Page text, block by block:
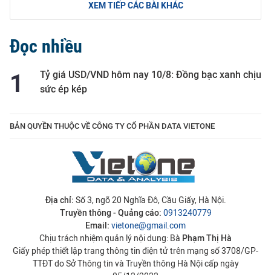
XEM TIẾP CÁC BÀI KHÁC
Đọc nhiều
Tỷ giá USD/VND hôm nay 10/8: Đồng bạc xanh chịu
sức ép kép
BẢN QUYỀN THUỘC VỀ CÔNG TY CỔ PHẦN DATA VIETONE
Địa chỉ: Số 3, ngõ 20 Nghĩa Đô, Cầu Giấy, Hà Nội.
Truyền thông - Quảng cáo: 0913240779
Email: vietone@gmail.com
Chịu trách nhiệm quản lý nội dung: Bà Phạm Thị Hà
Giấy phép thiết lập trang thông tin điện tử trên mạng số 3708/GP-
TTĐT do Sở Thông tin và Truyền thông Hà Nội cấp ngày